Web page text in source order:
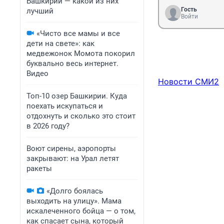
лучший
«Чисто все мамы и все
дети на свете»: как
медвежонок Момота покорил
буквально весь интернет.
Видео
Топ-10 озер Башкирии. Куда
поехать искупаться и
отдохнуть и сколько это стоит
в 2026 году?
Воют сирены, аэропорты
закрывают: на Урал летят
ракеты
«Долго боялась
выходить на улицу». Мама
искалеченного бойца — о том,
как спасает сына, который
Гость
Войти
Новости СМИ2